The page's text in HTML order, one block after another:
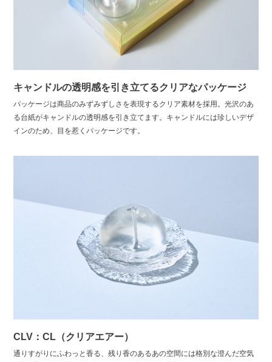
キャンドルの透明感を引き立てるクリアなパッケージ
パッケージは商品のみずみずしさを表現するクリア素材を採用。光沢のあ
る台紙がキャンドルの透明感を引き立てます。キャンドルには珍しいデザ
インのため、目を惹くパッケージです。
CLV：CL（クリアエアー）
通りすがりにふわっと香る、残り香のあるあの空間には格別な澄んだ空気